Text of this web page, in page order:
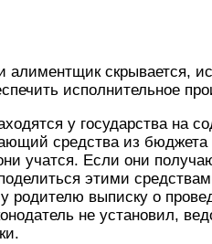
алиментщик скрывается,
исполнительное
у государства на
средства из
учатся. Если они
этими
родителю выписку о
не установил,